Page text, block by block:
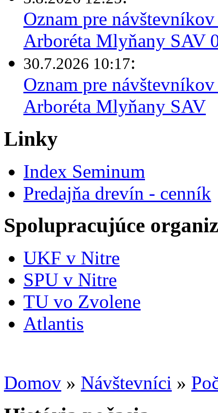
Oznam pre
Arboréta Mlyňany SAV
30.7.2026 10:17:
Oznam pre
Arboréta Mlyňany SAV
Linky
Index Seminum
Predajňa drevín - cenník
Spolupracujúce
UKF v Nitre
SPU v Nitre
TU vo Zvolene
Atlantis
Domov » Návštevníci »